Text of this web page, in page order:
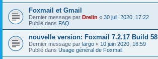
Foxmail et Gmail
Dernier message par Drelin « 30 juil. 2020, 17:22
Publié dans FAQ
nouvelle version: Foxmail 7.2.17 Build 58
Dernier message par largo « 10 juin 2020, 16:59
Publié dans Usage général de Foxmail